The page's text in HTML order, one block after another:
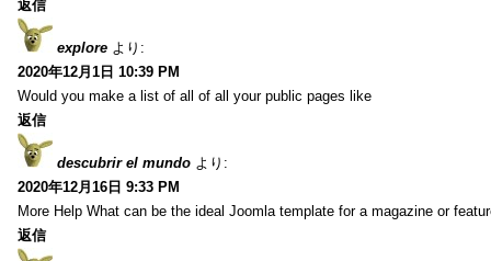
返信
explore より:
2020年12月1日 10:39 PM
Would you make a list of all of all your public pages like
返信
descubrir el mundo より:
2020年12月16日 9:33 PM
More Help What can be the ideal Joomla template for a magazine or
返信